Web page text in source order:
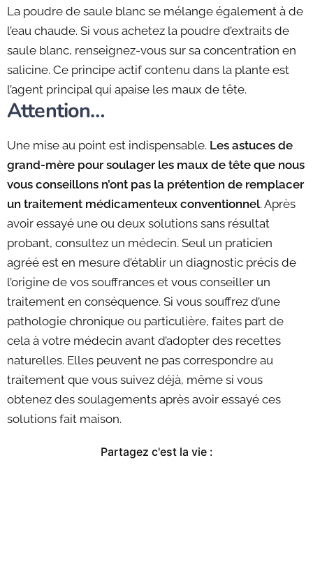
La poudre de saule blanc se mélange également à de
l’eau chaude. Si vous achetez la poudre d’extraits de
saule blanc, renseignez-vous sur sa concentration en
salicine. Ce principe actif contenu dans la plante est
l’agent principal qui apaise les maux de tête.
Attention…
Une mise au point est indispensable. Les astuces de
grand-mère pour soulager les maux de tête que nous
vous conseillons n’ont pas la prétention de remplacer
un traitement médicamenteux conventionnel. Après
avoir essayé une ou deux solutions sans résultat
probant, consultez un médecin. Seul un praticien
agréé est en mesure d’établir un diagnostic précis de
l’origine de vos souffrances et vous conseiller un
traitement en conséquence. Si vous souffrez d’une
pathologie chronique ou particulière, faites part de
cela à votre médecin avant d’adopter des recettes
naturelles. Elles peuvent ne pas correspondre au
traitement que vous suivez déjà, même si vous
obtenez des soulagements après avoir essayé ces
solutions fait maison.
Partagez c'est la vie :